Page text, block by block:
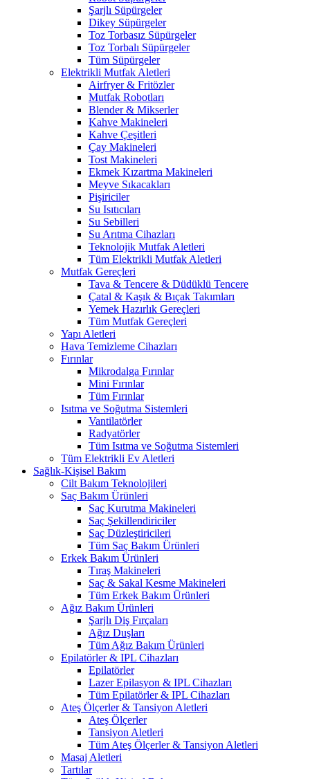
Şarjlı Süpürgeler
Dikey Süpürgeler
Toz Torbasız Süpürgeler
Toz Torbalı Süpürgeler
Tüm Süpürgeler
Elektrikli Mutfak Aletleri
Airfryer & Fritözler
Mutfak Robotları
Blender & Mikserler
Kahve Makineleri
Kahve Çeşitleri
Çay Makineleri
Tost Makineleri
Ekmek Kızartma Makineleri
Meyve Sıkacakları
Pişiriciler
Su Isıtıcıları
Su Sebilleri
Su Arıtma Cihazları
Teknolojik Mutfak Aletleri
Tüm Elektrikli Mutfak Aletleri
Mutfak Gereçleri
Tava & Tencere & Düdüklü Tencere
Çatal & Kaşık & Bıçak Takımları
Yemek Hazırlık Gereçleri
Tüm Mutfak Gereçleri
Yapı Aletleri
Hava Temizleme Cihazları
Fırınlar
Mikrodalga Fırınlar
Mini Fırınlar
Tüm Fırınlar
Isıtma ve Soğutma Sistemleri
Vantilatörler
Radyatörler
Tüm Isıtma ve Soğutma Sistemleri
Tüm Elektrikli Ev Aletleri
Sağlık-Kişisel Bakım
Cilt Bakım Teknolojileri
Saç Bakım Ürünleri
Saç Kurutma Makineleri
Saç Şekillendiriciler
Saç Düzleştiricileri
Tüm Saç Bakım Ürünleri
Erkek Bakım Ürünleri
Tıraş Makineleri
Saç & Sakal Kesme Makineleri
Tüm Erkek Bakım Ürünleri
Ağız Bakım Ürünleri
Şarjlı Diş Fırçaları
Ağız Duşları
Tüm Ağız Bakım Ürünleri
Epilatörler & IPL Cihazları
Epilatörler
Lazer Epilasyon & IPL Cihazları
Tüm Epilatörler & IPL Cihazları
Ateş Ölçerler & Tansiyon Aletleri
Ateş Ölçerler
Tansiyon Aletleri
Tüm Ateş Ölçerler & Tansiyon Aletleri
Masaj Aletleri
Tartılar